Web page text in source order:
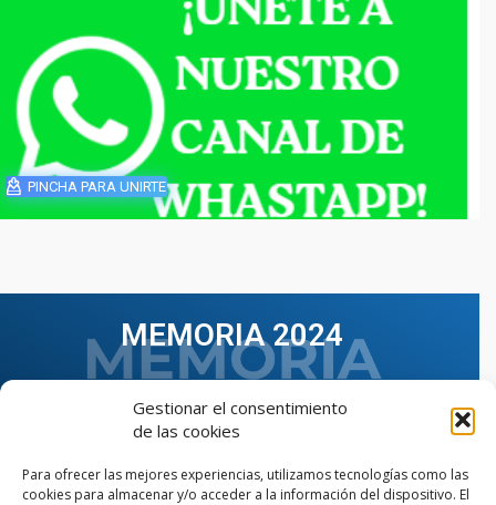
Gestionar el consentimiento
de las cookies
Para ofrecer las mejores experiencias, utilizamos tecnologías como las
cookies para almacenar y/o acceder a la información del dispositivo. El
PINCHA PARA UNIRTE
MEMORIA 2024